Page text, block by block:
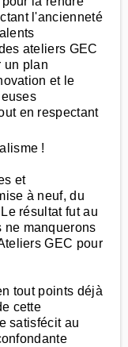
l'ancienneté
ateliers GEC
un plan
et le
en respectant
!
et
à neuf, du
résultat fut au
ne manquerons
GEC pour
tout points déjà
cette
satisfécit au